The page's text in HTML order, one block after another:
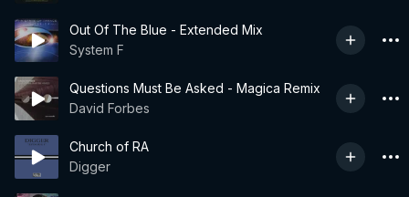
Out Of The Blue - Extended Mix
System F
Questions Must Be Asked - Magica Remix
David Forbes
Church of RA
Digger